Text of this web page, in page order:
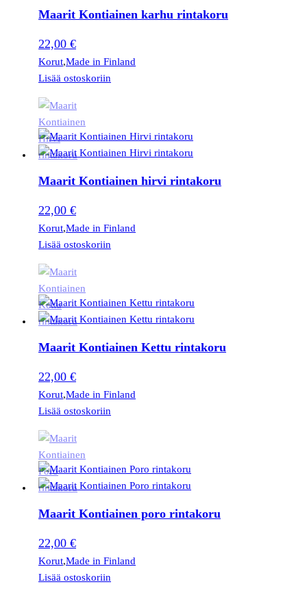
Maarit Kontiainen karhu rintakoru
22,00 €
Korut,Made in Finland
Lisää ostoskoriin
Maarit Kontiainen hirvi rintakoru
22,00 €
Korut,Made in Finland
Lisää ostoskoriin
Maarit Kontiainen Kettu rintakoru
22,00 €
Korut,Made in Finland
Lisää ostoskoriin
Maarit Kontiainen poro rintakoru
22,00 €
Korut,Made in Finland
Lisää ostoskoriin